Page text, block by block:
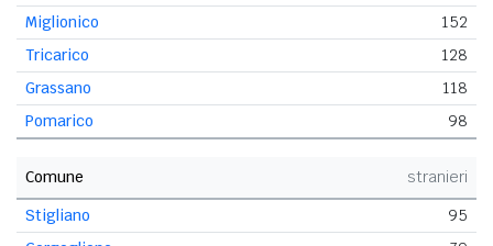
Miglionico
152
Tricarico
128
Grassano
118
Pomarico
98
Comune
stranieri
Stigliano
95